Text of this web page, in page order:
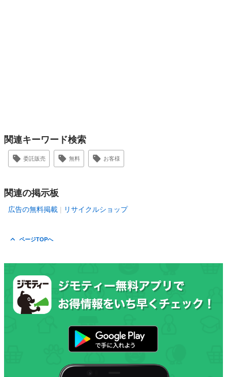
関連キーワード検索
委託販売 無料 お客様
関連の掲示板
広告の無料掲載 リサイクルショップ
ページTOPへ